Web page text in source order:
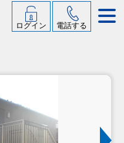
ログイン 電話する